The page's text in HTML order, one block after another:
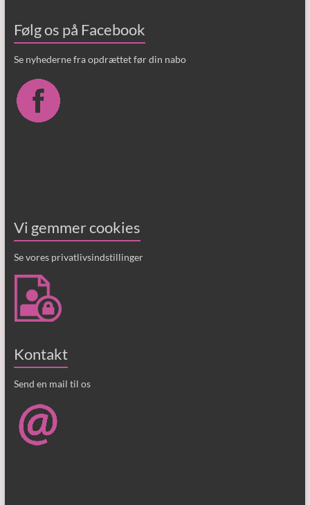
Følg os på Facebook
Se nyhederne fra opdrættet før din nabo
Vi gemmer cookies
Se vores privatlivsindstillinger
Kontakt
Send en mail til os